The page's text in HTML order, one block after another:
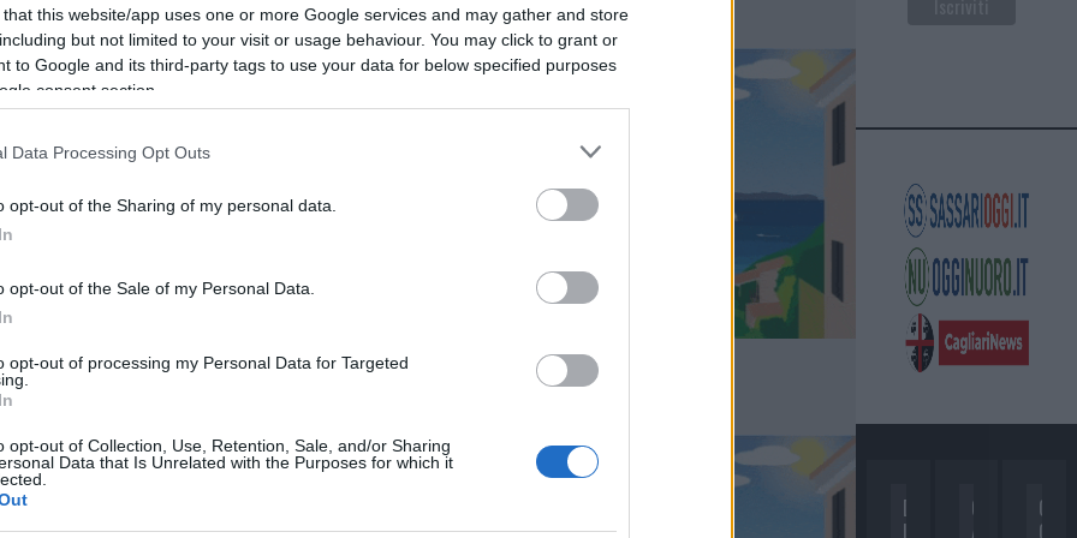
that this website/app uses one or more Google services and may gather and store
but not limited to your visit or usage behaviour. You may click to grant or
to Google and its third-party tags to use your data for below specified purposes
consent section.
Data Processing Opt Outs
opt-out of the Sharing of my personal data.
opt-out of the Sale of my Personal Data.
opt-out of processing my Personal Data for Targeted
opt-out of Collection, Use, Retention, Sale, and/or Sharing
Data that Is Unrelated with the Purposes for which it
posto
o scrivendo a
– 𝑶𝒍𝒃𝒊𝒂
𝟏𝟓 𝐚𝐥𝐥𝐞 𝟏𝟔:𝟑𝟎 𝐜𝐢 𝐬𝐚𝐫𝐚̀ 𝐮𝐧 𝐝𝐢𝐛𝐚𝐭𝐭𝐢𝐭𝐨 𝐩𝐞𝐫
𝟏𝟔:𝟑𝟎 𝐚𝐥𝐥𝐞 𝟏𝟕 𝐜𝐢 𝐬𝐚𝐫𝐚̀ 𝐥𝐚 𝐥𝐞𝐭𝐭𝐮𝐫𝐚 𝐫𝐢𝐯𝐨𝐥𝐭𝐚 𝐚𝐢
𝒅𝒂 Grazia Pili e Ilaria Galliano
𝒂𝒍 𝒄𝒖𝒐𝒓𝒆 𝒅𝒆𝒍𝒍𝒆 𝒇𝒂𝒎𝒊𝒈𝒍𝒊𝒆.
D
C
C